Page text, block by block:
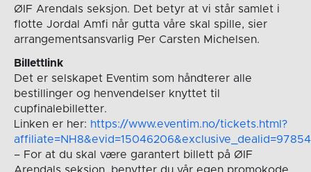
ØIF Arendals seksjon. Det betyr at vi står samlet i
flotte Jordal Amfi når gutta våre skal spille, sier
arrangementsansvarlig Per Carsten Michelsen.
Billettlink
Det er selskapet Eventim som håndterer alle
bestillinger og henvendelser knyttet til
cupfinalebilletter.
Linken er her: https://www.eventim.no/tickets.html?
– For at du skal være garantert billett på ØIF